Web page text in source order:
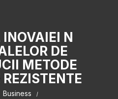
INOVAIEI N
DE
METODE
Business